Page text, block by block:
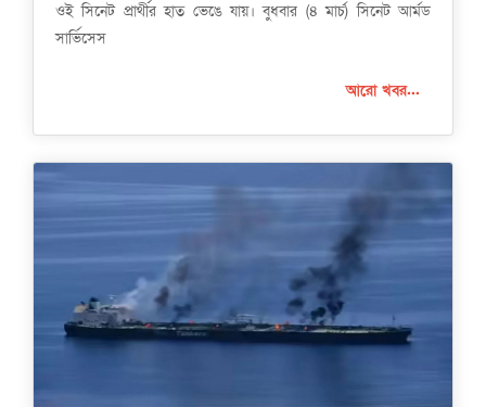
ওই সিনেট প্রার্থীর হাত ভেঙে যায়। বুধবার (৪ মার্চ) সিনেট আর্মড
সার্ভিসেস
আরো খবর...